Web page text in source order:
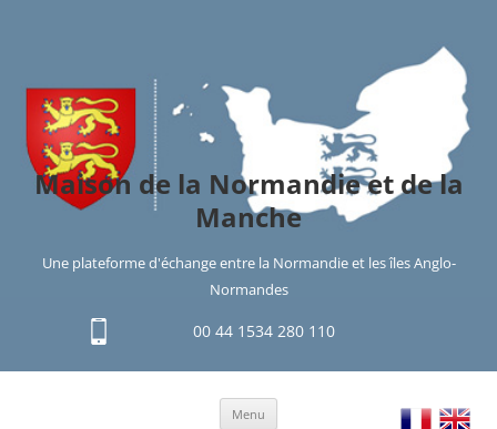
Maison de la Normandie et de la
Manche
Une plateforme d'échange entre la Normandie et les îles Anglo-
Normandes
00 44 1534 280 110
Menu